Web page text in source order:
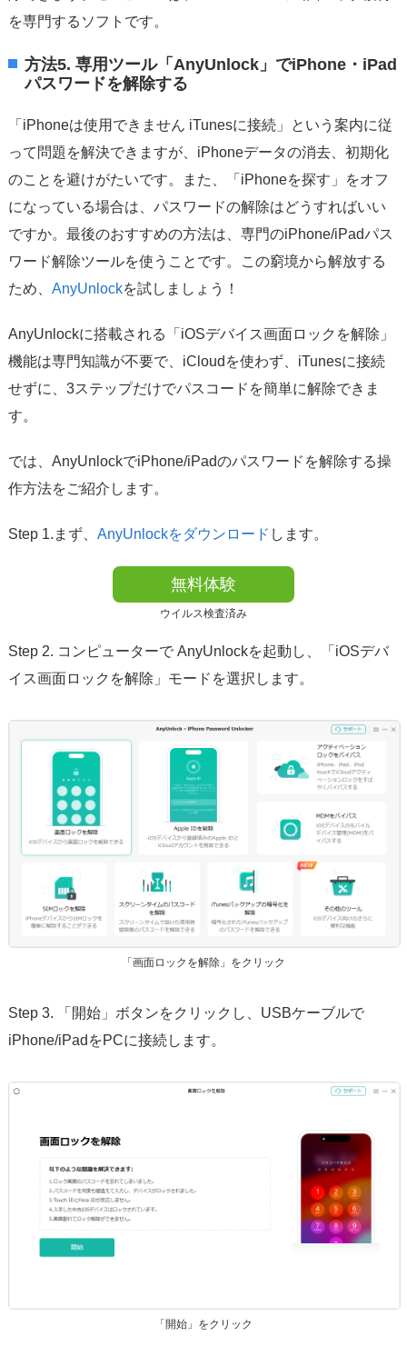
を専門するソフトです。
方法5. 専用ツール「AnyUnlock」でiPhone・iPad
パスワードを解除する
「iPhoneは使用できません iTunesに接続」という案内に従
って問題を解決できますが、iPhoneデータの消去、初期化
のことを避けがたいです。また、「iPhoneを探す」をオフ
になっている場合は、パスワードの解除はどうすればいい
ですか。最後のおすすめの方法は、専門のiPhone/iPadパス
ワード解除ツールを使うことです。この窮境から解放する
ため、 AnyUnlockを試しましょう！
AnyUnlockに搭載される「iOSデバイス画面ロックを解除」
機能は専門知識が不要で、iCloudを使わず、iTunesに接続
せずに、3ステップだけでパスコードを簡単に解除できま
す。
では、AnyUnlockでiPhone/iPadのパスワードを解除する操
作方法をご紹介します。
Step 1.まず、 AnyUnlockをダウンロード します。
無料体験
ウイルス検査済み
Step 2. コンピューターで AnyUnlockを起動し、「iOSデバ
イス画面ロックを解除」モードを選択します。
「画面ロックを解除」をクリック
Step 3. 「開始」ボタンをクリックし、USBケーブルで
iPhone/iPadをPCに接続します。
「開始」をクリック